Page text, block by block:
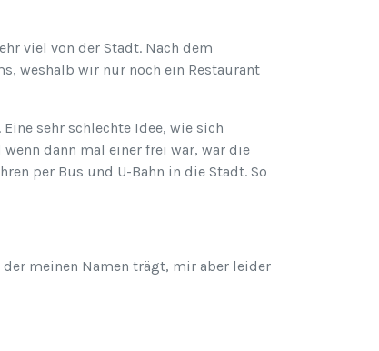
viel von der Stadt. Nach dem
weshalb wir nur noch ein Restaurant
sehr schlechte Idee, wie sich
dann mal einer frei war, war die
per Bus und U-Bahn in die Stadt. So
meinen Namen trägt, mir aber leider